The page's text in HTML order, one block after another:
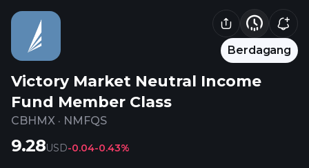
Berdagang
Victory Market Neutral Income
Fund Member Class
CBHMX · NMFQS
9.28USD-0.04-0.43%